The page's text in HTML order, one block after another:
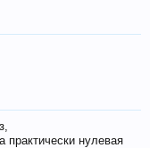
практически нулевая